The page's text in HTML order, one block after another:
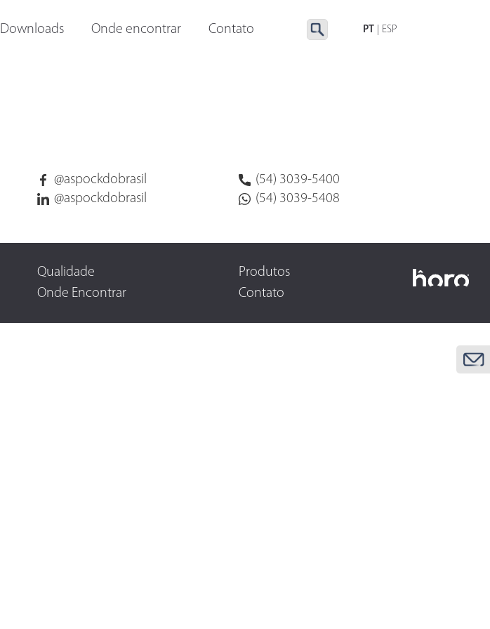
Downloads Onde encontrar Contato PT ESP
@aspockdobrasil
@aspockdobrasil
(54) 3039-5400
(54) 3039-5408
Qualidade
Onde Encontrar
Produtos
Contato